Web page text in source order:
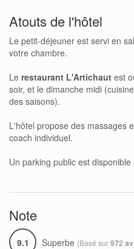
Atouts de l'hôtel
Le petit-déjeuner est servi en
votre chambre.
Le restaurant L'Artichaut est
soir, et le dimanche midi
des saisons).
L'hôtel propose des massages
coach individuel.
Un parking public est disponible
Note
9.1 Superbe (Basé sur972